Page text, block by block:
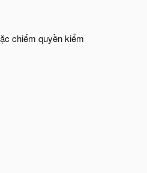
chiếm quyền kiểm